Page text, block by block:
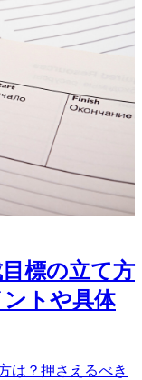
標の立て方
トや具体
は？押さえるべき